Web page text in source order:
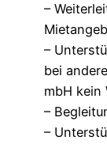
–
–
bei
mbH kein
–
–